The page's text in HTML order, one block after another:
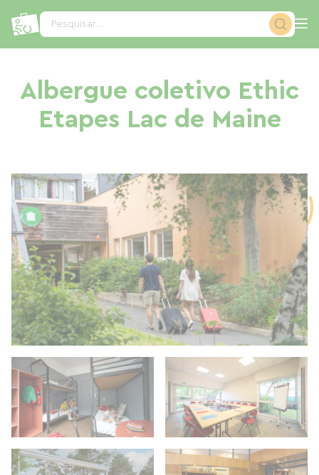
Pesquisar...
Albergue coletivo Ethic
Etapes Lac de Maine
Painel de Gerenciamento de Cookies